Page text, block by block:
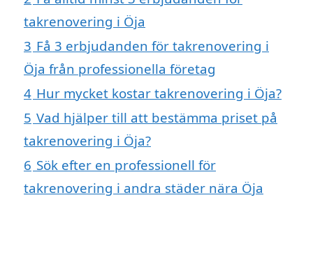
takrenovering i Öja
3 Få 3 erbjudanden för takrenovering i
Öja från professionella företag
4 Hur mycket kostar takrenovering i Öja?
5 Vad hjälper till att bestämma priset på
takrenovering i Öja?
6 Sök efter en professionell för
takrenovering i andra städer nära Öja